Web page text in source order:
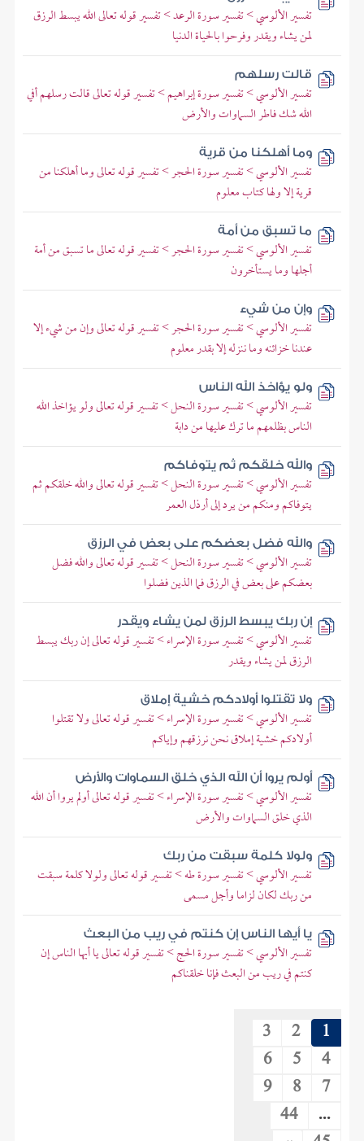
تفسير الألوسي > تفسير سورة الرعد > تفسير قوله تعالى الله يبسط الرزق
لمن يشاء ويقدر وفرحوا بالحياة الدنيا
قالت رسلهم
تفسير الألوسي > تفسير سورة إبراهيم > تفسير قوله تعالى قالت رسلهم أفي
الله شك فاطر السماوات والأرض
وما أهلكنا من قرية
تفسير الألوسي > تفسير سورة الحجر > تفسير قوله تعالى وما أهلكنا من
قرية إلا ولها كتاب معلوم
ما تسبق من أمة
تفسير الألوسي > تفسير سورة الحجر > تفسير قوله تعالى ما تسبق من أمة
أجلها وما يستأخرون
وإن من شيء
تفسير الألوسي > تفسير سورة الحجر > تفسير قوله تعالى وإن من شيء إلا
عندنا خزائنه وما ننزله إلا بقدر معلوم
ولو يؤاخذ الله الناس
تفسير الألوسي > تفسير سورة النحل > تفسير قوله تعالى ولو يؤاخذ الله
الناس بظلمهم ما ترك عليها من دابة
والله خلقكم ثم يتوفاكم
تفسير الألوسي > تفسير سورة النحل > تفسير قوله تعالى والله خلقكم ثم
يتوفاكم ومنكم من يرد إلى أرذل العمر
والله فضل بعضكم على بعض في الرزق
تفسير الألوسي > تفسير سورة النحل > تفسير قوله تعالى والله فضل
بعضكم على بعض في الرزق فما الذين فضلوا
إن ربك يبسط الرزق لمن يشاء ويقدر
تفسير الألوسي > تفسير سورة الإسراء > تفسير قوله تعالى إن ربك يبسط
الرزق لمن يشاء ويقدر
ولا تقتلوا أولادكم خشية إملاق
تفسير الألوسي > تفسير سورة الإسراء > تفسير قوله تعالى ولا تقتلوا
أولادكم خشية إملاق نحن نرزقهم وإياكم
أولم يروا أن الله الذي خلق السماوات والأرض
تفسير الألوسي > تفسير سورة الإسراء > تفسير قوله تعالى أولم يروا أن الله
الذي خلق السماوات والأرض
ولولا كلمة سبقت من ربك
تفسير الألوسي > تفسير سورة طه > تفسير قوله تعالى ولولا كلمة سبقت
من ربك لكان لزاما وأجل مسمى
يا أيها الناس إن كنتم في ريب من البعث
تفسير الألوسي > تفسير سورة الحج > تفسير قوله تعالى يا أيها الناس إن
كنتم في ريب من البعث فإنا خلقناكم
1
2
3
4
5
6
7
8
9
...
44